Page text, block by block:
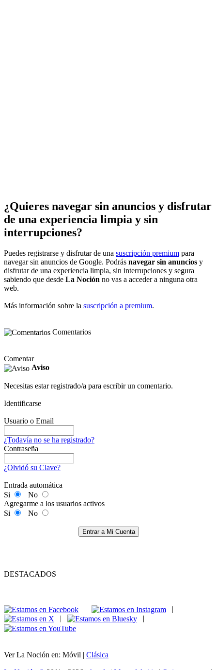
¿Quieres navegar sin anuncios y disfrutar
de una experiencia limpia y sin
interrupciones?
Puedes registrarse y disfrutar de una suscripción premium para
navegar sin anuncios de Google. Podrás navegar sin anuncios y
disfrutar de una experiencia limpia, sin interrupciones y segura
sabiendo que desde La Noción no vas a acceder a ninguna otra
web.
Más información sobre la suscripción a premium.
Comentarios
Comentar
Aviso
Necesitas estar registrado/a para escribir un comentario.
Identificarse
Usuario o Email
¿Todavía no se ha registrado?
Contraseña
¿Olvidó su Clave?
Entrada automática
Si
No
Agregarme a los usuarios activos
Si
No
Entrar a Mi Cuenta
DESTACADOS
|
|
|
|
Ver La Noción en: Móvil | Clásica